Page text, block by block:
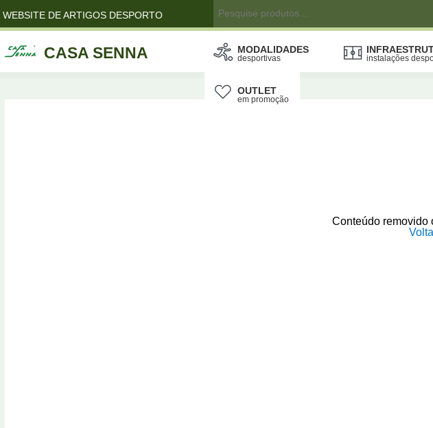
WEBSITE DE ARTIGOS DESPORTO
CASA SENNA MODALIDADES
desportivas instalações
OUTLET
em promoção
Conteúdo removido